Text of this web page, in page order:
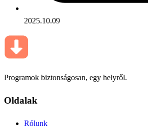
2025.10.09
Programok biztonságosan, egy helyről.
Oldalak
Rólunk